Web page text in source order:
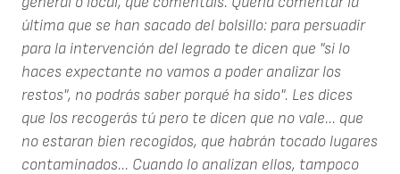
última que se han sacado del bolsillo: para persuadir
para la intervención del legrado te dicen que "si lo
haces expectante no vamos a poder analizar los
restos", no podrás saber porqué ha sido". Les dices
que los recogerás tú pero te dicen que no vale... que
no estaran bien recogidos, que habrán tocado lugares
contaminados... Cuando lo analizan ellos, tampoco